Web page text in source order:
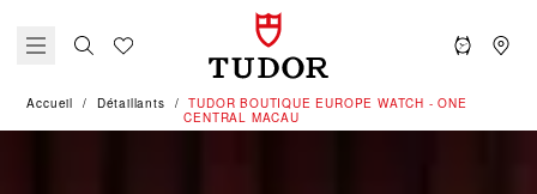
Accueil Détaillants
‭TUDOR BOUTIQUE EUROPE WATCH - ONE
CENTRAL MACAU‬